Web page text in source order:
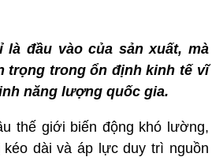
là đầu vào của sản xuất, mà
trọng trong ổn định kinh tế vĩ
năng lượng quốc gia.
thế giới biến động khó lường,
dài và áp lực duy trì nguồn